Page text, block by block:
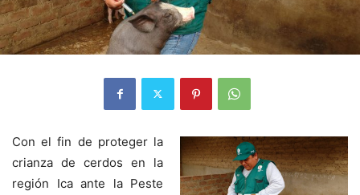
Con el fin de proteger la
crianza de cerdos en la
región Ica ante la Peste